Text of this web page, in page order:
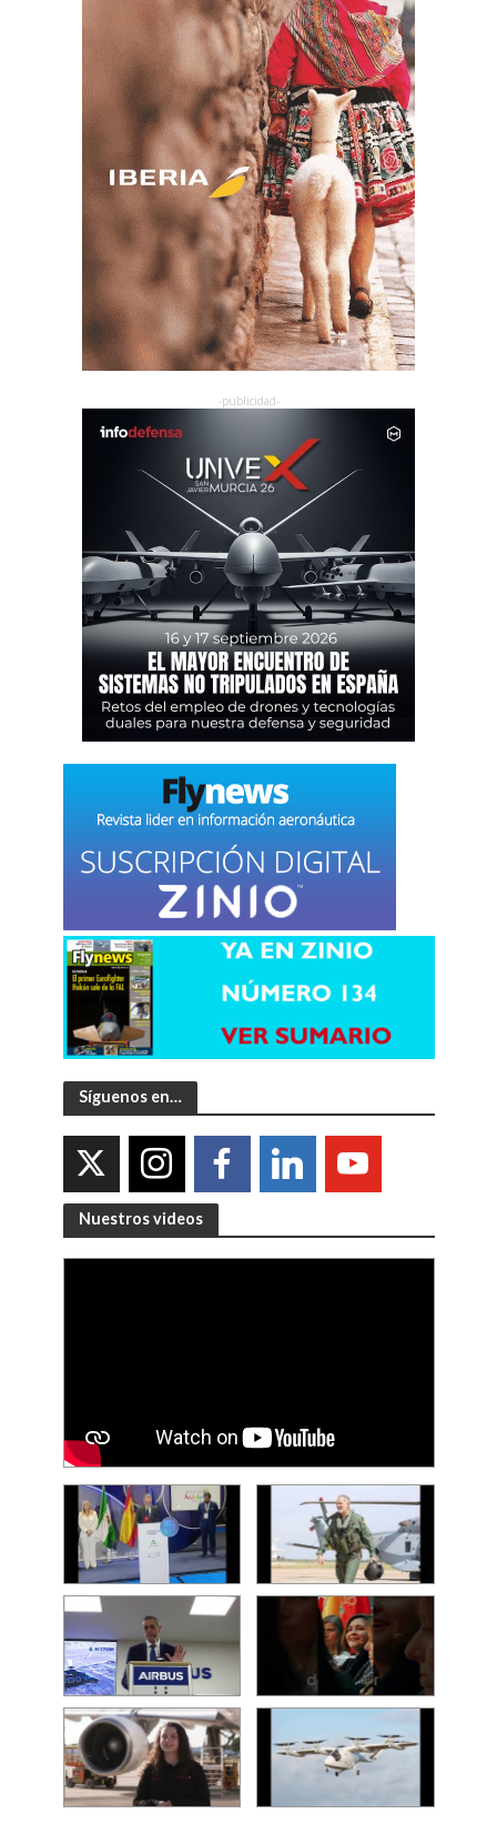
Síguenos en…
Nuestros videos